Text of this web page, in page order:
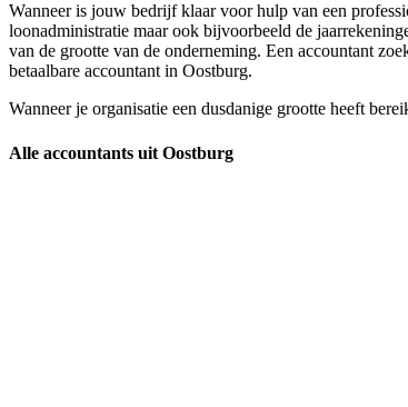
Wanneer is jouw bedrijf klaar voor hulp van een
loonadministratie maar ook bijvoorbeeld de
van de grootte van de onderneming. Een accountant
betaalbare accountant in Oostburg.
Wanneer je organisatie een dusdanige grootte heeft
Alle accountants uit Oostburg